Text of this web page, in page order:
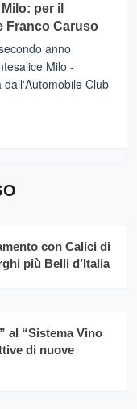
per il
Franco Caruso
anno
Milo -
Club
con Calici di
più Belli d’Italia
al “Sistema Vino
di nuove